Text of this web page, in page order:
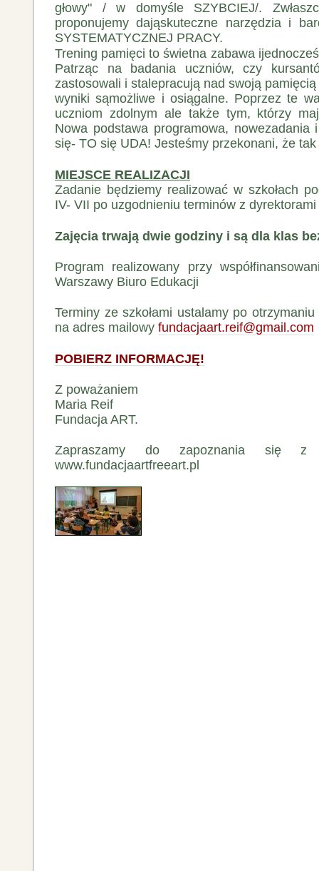
głowy" / w domyśle SZYBCIEJ/.
proponujemy dająskuteczne narzędzia i
SYSTEMATYCZNEJ PRACY.
Trening pamięci to świetna zabawa
Patrząc na badania uczniów, czy
zastosowali i stalepracują nad swoją
wyniki sąmożliwe i osiągalne. Poprzez te
uczniom zdolnym ale także tym, którzy
Nowa podstawa programowa, nowezadania
się- TO się UDA! Jesteśmy przekonani, że tak
MIEJSCE REALIZACJI
Zadanie będziemy realizować w szkołach
IV- VII po uzgodnieniu terminów z dyrektorami
Zajęcia trwają dwie godziny i są dla klas
Program realizowany przy
Warszawy Biuro Edukacji
Terminy ze szkołami ustalamy po
na adres mailowy fundacjaart.reif@gmail.com
POBIERZ INFORMACJĘ!
Z poważaniem
Maria Reif
Fundacja ART.
Zapraszamy do zapoznania się z
www.fundacjaartfreeart.pl